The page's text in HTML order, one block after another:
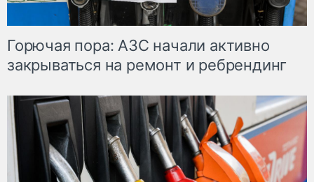
Горючая пора: АЗС начали активно
закрываться на ремонт и ребрендинг